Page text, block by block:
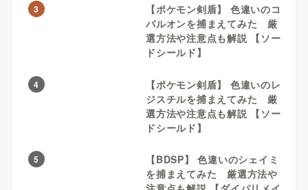
3
【ポケモン剣盾】 色違いのコ
バルオンを捕まえてみた 厳
選方法や注意点も解説 【ソー
ドシールド】
4
【ポケモン剣盾】 色違いのレ
ジスチルを捕まえてみた 厳
選方法や注意点も解説 【ソー
ドシールド】
5
【BDSP】 色違いのシェイミ
を捕まえてみた 厳選方法や